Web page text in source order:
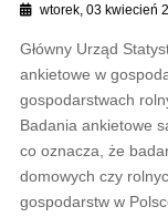
wtorek, 03 kwiecień
Główny Urząd
ankietowe w
gospodarstwach
Badania ankietowe
co oznacza, że
domowych czy
gospodarstw w